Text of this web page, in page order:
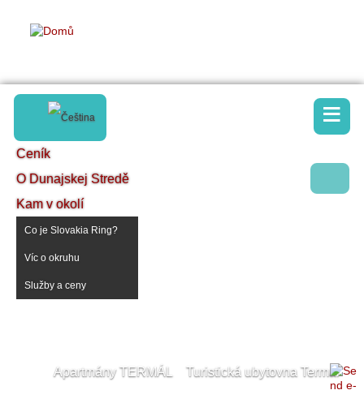
Ceník
O Dunajskej Stredě
Kam v okolí
Co je Slovakia Ring?
Víc o okruhu
Služby a ceny
Apartmány TERMÁL Turistická ubytovna Termál
≡